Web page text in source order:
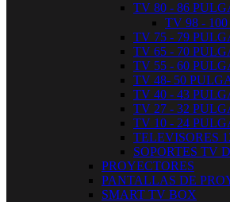
TV 80 - 86
TV 98 -
TV 75 - 79
TV 65 - 70
TV 55 - 60
TV 48- 50
TV 40 - 43
TV 27 - 32
TV 10 - 24
TELEVISORES
SOPORTES TV
PROYECTORES
PANTALLAS DE
SMART TV BOX